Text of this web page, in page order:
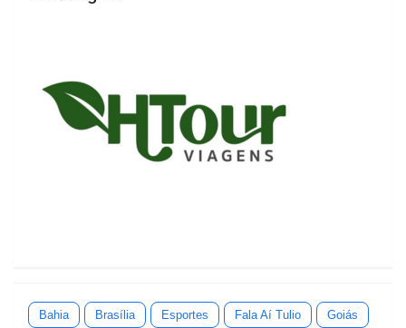
Bahia Brasília Esportes Fala Aí Tulio Goiás